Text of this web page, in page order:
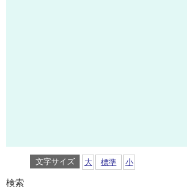
文字サイズ 大 標準 小
検索